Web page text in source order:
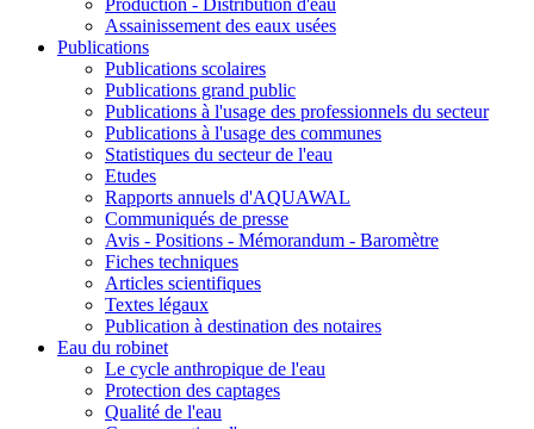
Assainissement des eaux usées
Publications
Publications scolaires
Publications grand public
Publications à l'usage des professionnels du secteur
Publications à l'usage des communes
Statistiques du secteur de l'eau
Etudes
Rapports annuels d'AQUAWAL
Communiqués de presse
Avis - Positions - Mémorandum - Baromètre
Fiches techniques
Articles scientifiques
Textes légaux
Publication à destination des notaires
Eau du robinet
Le cycle anthropique de l'eau
Protection des captages
Qualité de l'eau